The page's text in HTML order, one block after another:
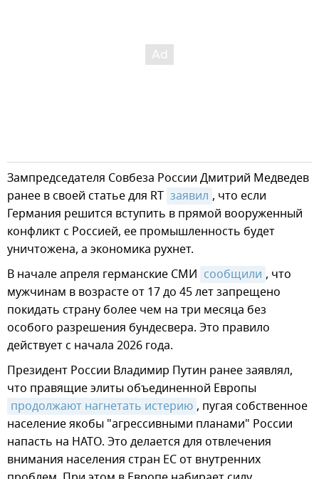
Зампредседателя Совбеза России Дмитрий Медведев
ранее в своей статье для RT заявил , что если
Германия решится вступить в прямой вооруженный
конфликт с Россией, ее промышленность будет
уничтожена, а экономика рухнет.
В начале апреля германские СМИ сообщили , что
мужчинам в возрасте от 17 до 45 лет запрещено
покидать страну более чем на три месяца без
особого разрешения бундесвера. Это правило
действует с начала 2026 года.
Президент России Владимир Путин ранее заявлял,
что правящие элиты объединенной Европы
продолжают нагнетать истерию , пугая собственное
население якобы "агрессивными планами" России
напасть на НАТО. Это делается для отвлечения
внимания населения стран ЕС от внутренних